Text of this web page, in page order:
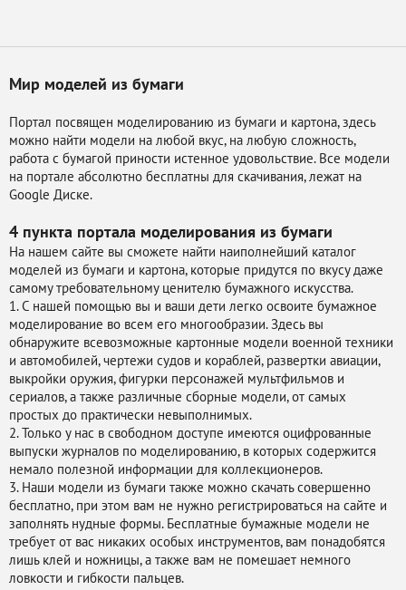
Мир моделей из бумаги
Портал посвящен моделированию из бумаги и картона, здесь
можно найти модели на любой вкус, на любую сложность,
работа с бумагой приности истенное удовольствие. Все модели
на портале абсолютно бесплатны для скачивания, лежат на
Google Диске.
4 пункта портала моделирования из бумаги
На нашем сайте вы сможете найти наиполнейший каталог
моделей из бумаги и картона, которые придутся по вкусу даже
самому требовательному ценителю бумажного искусства.
1. С нашей помощью вы и ваши дети легко освоите бумажное
моделирование во всем его многообразии. Здесь вы
обнаружите всевозможные картонные модели военной техники
и автомобилей, чертежи судов и кораблей, развертки авиации,
выкройки оружия, фигурки персонажей мультфильмов и
сериалов, а также различные сборные модели, от самых
простых до практически невыполнимых.
2. Только у нас в свободном доступе имеются оцифрованные
выпуски журналов по моделированию, в которых содержится
немало полезной информации для коллекционеров.
3. Наши модели из бумаги также можно скачать совершенно
бесплатно, при этом вам не нужно регистрироваться на сайте и
заполнять нудные формы. Бесплатные бумажные модели не
требует от вас никаких особых инструментов, вам понадобятся
лишь клей и ножницы, а также вам не помешает немного
ловкости и гибкости пальцев.